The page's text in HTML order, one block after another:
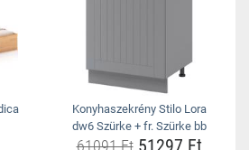
Konyhaszekrény Stilo Lora
dw6 Szürke + fr. Szürke bb
61091 Ft51297 Ft